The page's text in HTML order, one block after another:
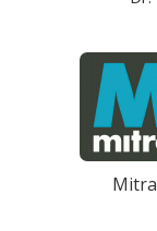
Mitra